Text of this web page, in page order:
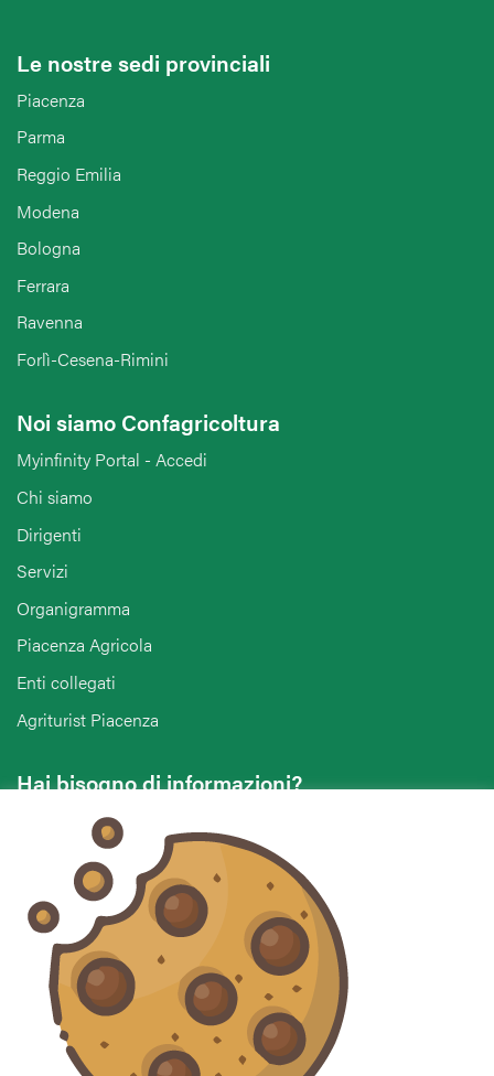
Le nostre sedi provinciali
Piacenza
Parma
Reggio Emilia
Modena
Bologna
Ferrara
Ravenna
Forlì-Cesena-Rimini
Noi siamo Confagricoltura
Myinfinity Portal - Accedi
Chi siamo
Dirigenti
Servizi
Organigramma
Piacenza Agricola
Enti collegati
Agriturist Piacenza
Hai bisogno di informazioni?
Vuoi contattarci per ricevere assistenza, lasciare un
commento o chiedere informazioni?
CONTATTACI
Seguici sui social